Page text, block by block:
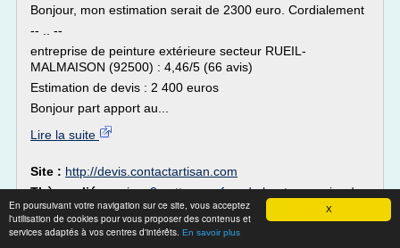
X
En poursuivant votre navigation sur ce site, vous acceptez
l'utilisation de cookies pour vous proposer des contenus et
services adaptés à vos centres d'intérêts. En savoir plus
Bonjour, mon estimation serait de 2300 euro. Cordialement
-- .. --
entreprise de peinture extérieure secteur RUEIL-
MALMAISON (92500) : 4,46/5 (66 avis)
Estimation de devis : 2 400 euros
Bonjour part apport au...
Lire la suite
Site : http://devis.contactartisan.com
Thèmes liés :prix m2 nettoyage facade haute pression/
prix nettoyage facade haute pression/ nettoyage facade
haute pression/peinture facade exterieure gris anthracite/enduit de
facade en finition gratte fin